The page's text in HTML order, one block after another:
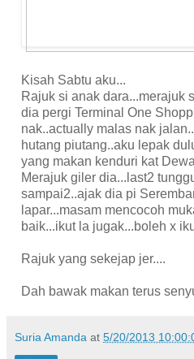
Kisah Sabtu aku...
Rajuk si anak dara...merajuk
dia pergi Terminal One
nak..actually malas nak
hutang piutang..aku lepak
yang makan kenduri kat
Merajuk giler dia...last2
sampai2..ajak dia pi
lapar...masam mencocoh
baik...ikut la jugak...boleh x
Rajuk yang sekejap jer....
Dah bawak makan terus
Suria Amanda at 5/20/2013